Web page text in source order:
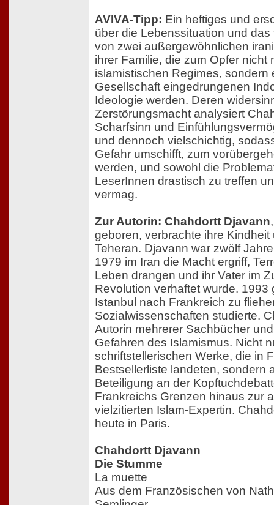
AVIVA-Tipp: Ein heftiges und
über die Lebenssituation und
von zwei außergewöhnlichen
ihrer Familie, die zum Opfer nicht
islamistischen Regimes, sondern
Gesellschaft eingedrungenen
Ideologie werden. Deren
Zerstörungsmacht analysiert
Scharfsinn und
und dennoch vielschichtig,
Gefahr umschifft, zum
werden, und sowohl die
LeserInnen drastisch zu treffen
vermag.
Zur Autorin: Chahdortt Djavann
geboren, verbrachte ihre
Teheran. Djavann war zwölf
1979 im Iran die Macht ergriff,
Leben drangen und ihr Vater im
Revolution verhaftet wurde. 1993
Istanbul nach Frankreich zu
Sozialwissenschaften studierte.
Autorin mehrerer Sachbücher
Gefahren des Islamismus. Nicht
schriftstellerischen Werke, die in
Bestsellerliste landeten, sondern
Beteiligung an der
Frankreichs Grenzen hinaus zur
vielzitierten Islam-Expertin.
heute in Paris.
Chahdortt Djavann
Die Stumme
La muette
Aus dem Französischen von